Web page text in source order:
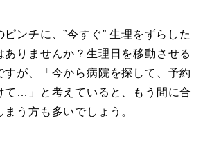
ンチに、”今すぐ” 生理をずらした
ありませんか？生理日を移動させる
すが、「今から病院を探して、予約
て…」と考えていると、もう間に合
う方も多いでしょう。